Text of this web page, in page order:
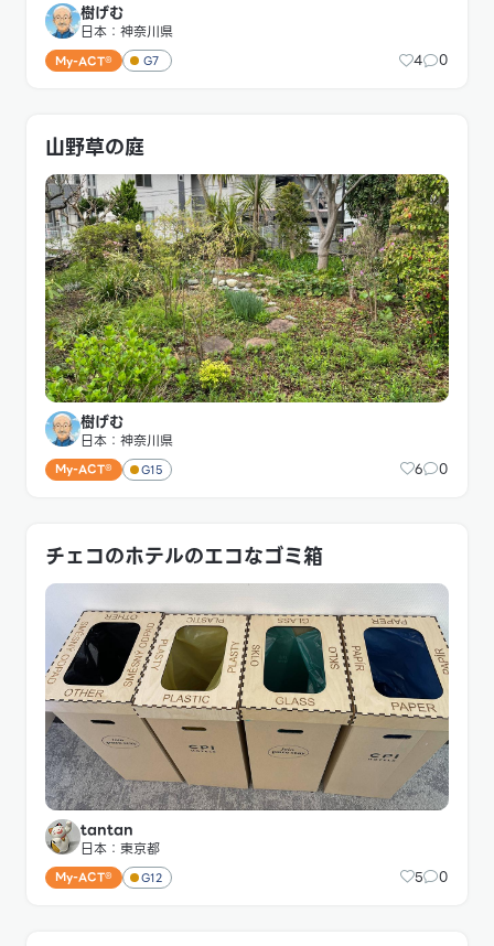
樹げむ
日本：神奈川県
My-ACT® G7 4 0
山野草の庭
樹げむ
日本：神奈川県
My-ACT® G15 6 0
チェコのホテルのエコなゴミ箱
tantan
日本：東京都
My-ACT® G12 5 0